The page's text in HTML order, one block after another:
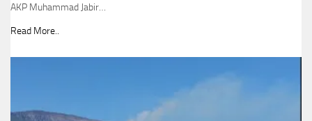
AKP Muhammad Jabir…
Read More..